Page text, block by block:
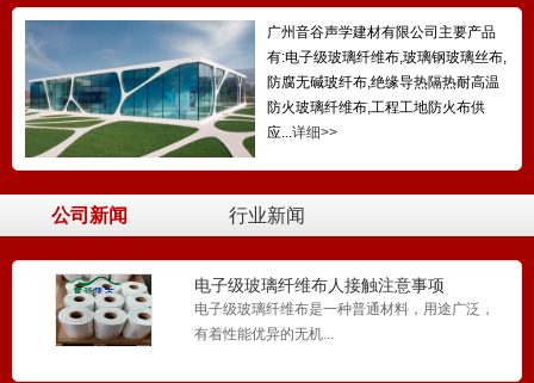
广州音谷声学建材有限公司主要产品
有:电子级玻璃纤维布,玻璃钢玻璃丝布,
防腐无碱玻纤布,绝缘导热隔热耐高温
防火玻璃纤维布,工程工地防火布供
应... 详细>>
公司新闻 行业新闻
电子级玻璃纤维布人接触注意事项
电子级玻璃纤维布是一种普通材料，用途广泛，
有着性能优异的无机...
0.05MM无碱无蜡玻纤布1080电子玻璃纤
维布树脂超薄飞
0.05MM无碱无蜡玻纤布1080电子玻璃纤维布具
有绝缘性能...
无碱无蜡电子级玻纤布7628/2116/1080玻
璃纤维布
无碱无蜡电子级玻纤布7628/2116/1080玻璃纤维
布具...